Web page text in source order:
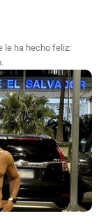
le ha hecho feliz: